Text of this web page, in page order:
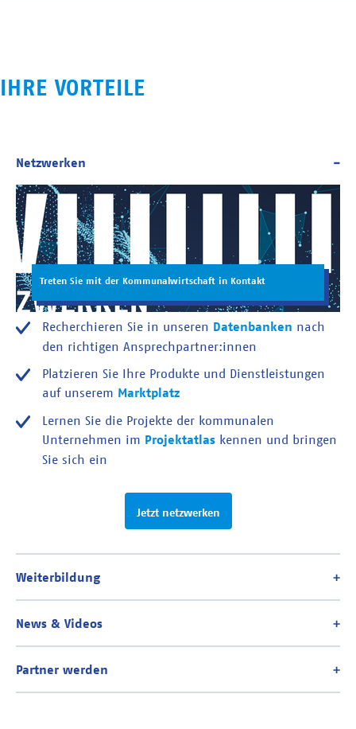
IHRE VORTEILE
Treten Sie mit der Kommunalwirtschaft in Kontakt
Recherchieren Sie in unseren Datenbanken nach
den richtigen Ansprechpartner:innen
Platzieren Sie Ihre Produkte und Dienstleistungen
auf unserem Marktplatz
Lernen Sie die Projekte der kommunalen
Unternehmen im Projektatlas kennen und bringen
Sie sich ein
Jetzt netzwerken